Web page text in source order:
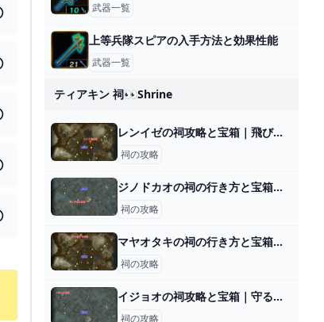
武器一覧
上等兵隊スピアの入手方法と効果性能
武器一覧
ティアキン 祠👀shrine
レンイゼの祠攻略と宝箱｜飛び立つかたち
祠の攻略
ジノドカオの祠の行き方と宝箱｜ラウルの祝福
祠の攻略
マヤオタキの祠の行き方と宝箱｜ラウルの祝福
祠の攻略
イジョオの祠攻略と宝箱｜守るだけにあらず
祠の攻略